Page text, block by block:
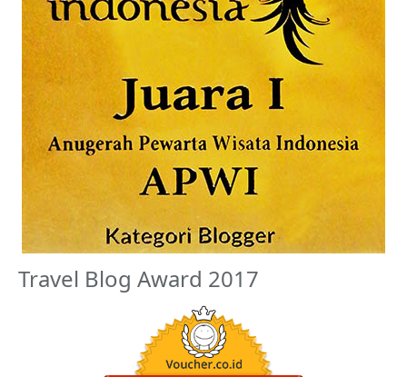
Travel Blog Award 2017